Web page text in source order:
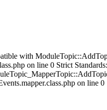
with
on line 0 Strict
on line 0